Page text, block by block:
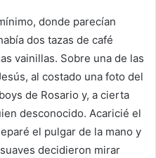
donde parecían
dos tazas de café
vainillas. Sobre una de las
al costado una foto del
de Rosario y, a cierta
desconocido. Acaricié el
el pulgar de la mano y
decidieron mirar